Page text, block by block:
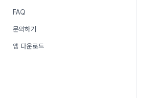
FAQ
문의하기
앱 다운로드